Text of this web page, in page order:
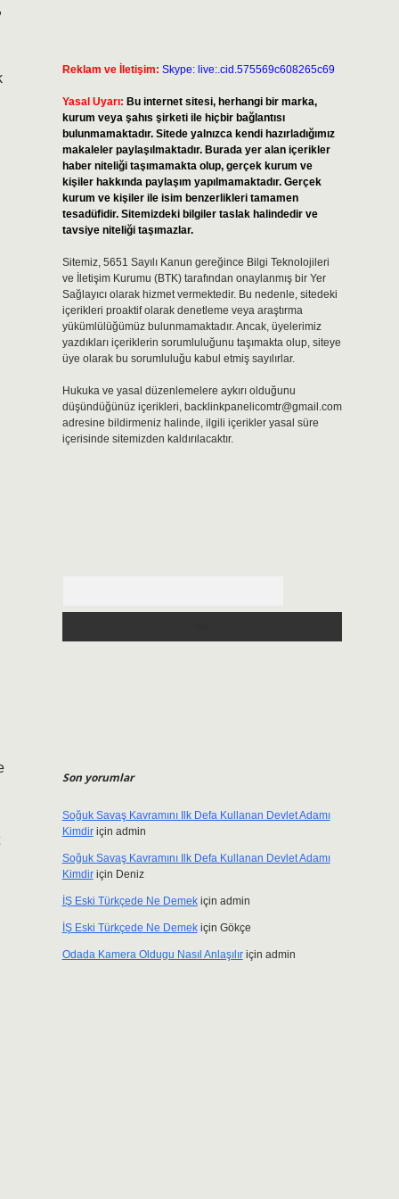
Reklam ve İletişim: Skype: live:.cid.575569c608265c69
Yasal Uyarı: Bu internet sitesi, herhangi bir marka,
kurum veya şahıs şirketi ile hiçbir bağlantısı
bulunmamaktadır. Sitede yalnızca kendi hazırladığımız
makaleler paylaşılmaktadır. Burada yer alan içerikler
haber niteliği taşımamakta olup, gerçek kurum ve
kişiler hakkında paylaşım yapılmamaktadır. Gerçek
kurum ve kişiler ile isim benzerlikleri tamamen
tesadüfidir. Sitemizdeki bilgiler taslak halindedir ve
tavsiye niteliği taşımazlar.
Sitemiz, 5651 Sayılı Kanun gereğince Bilgi Teknolojileri
ve İletişim Kurumu (BTK) tarafından onaylanmış bir Yer
Sağlayıcı olarak hizmet vermektedir. Bu nedenle, sitedeki
içerikleri proaktif olarak denetleme veya araştırma
yükümlülüğümüz bulunmamaktadır. Ancak, üyelerimiz
yazdıkları içeriklerin sorumluluğunu taşımakta olup, siteye
üye olarak bu sorumluluğu kabul etmiş sayılırlar.
Hukuka ve yasal düzenlemelere aykırı olduğunu
düşündüğünüz içerikleri, backlinkpanelicomtr@gmail.com
adresine bildirmeniz halinde, ilgili içerikler yasal süre
içerisinde sitemizden kaldırılacaktır.
Son yorumlar
Soğuk Savaş Kavramını Ilk Defa Kullanan Devlet Adamı
Kimdiriçin admin
Soğuk Savaş Kavramını Ilk Defa Kullanan Devlet Adamı
Kimdiriçin Deniz
İŞ Eski Türkçede Ne Demekiçin admin
İŞ Eski Türkçede Ne Demekiçin Gökçe
Odada Kamera Oldugu Nasıl Anlaşılıriçin admin